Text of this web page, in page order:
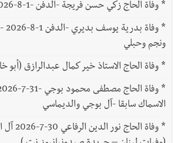
*وفاة الحاج زكي حسن فريجة -الدفن -1-8-2026
*
ونجم وحبلي
*وفاة الحاج الاستاذ خير كمال عبدالرازق (أبو خالد ) -
*
الاسماك سابقا -آل بوجي والديماسي
*
وفاة